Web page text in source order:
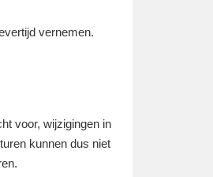
vernemen.
voor, wijzigingen in
kunnen dus niet